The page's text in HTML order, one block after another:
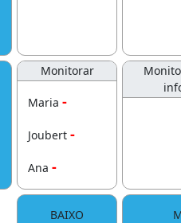
Monitorar
Maria -
Joubert -
Ana -
BAIXO